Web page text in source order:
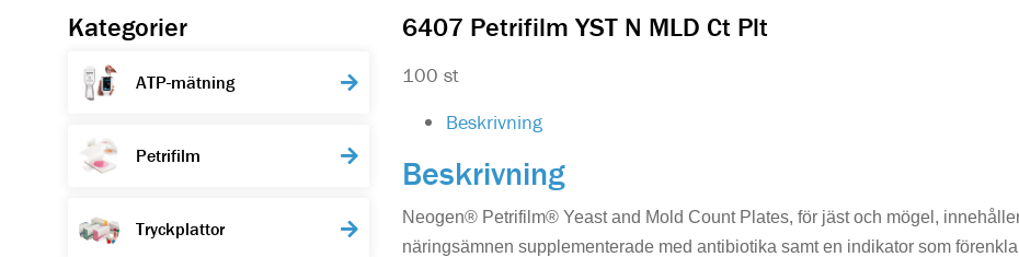
Kategorier
ATP-mätning
Petrifilm
Tryckplattor
6407 Petrifilm YST N MLD Ct Plt
100 st
Beskrivning
Beskrivning
Neogen® Petrifilm® Yeast and Mold Count Plates, för jäst och mögel,
näringsämnen supplementerade med antibiotika samt en indikator som